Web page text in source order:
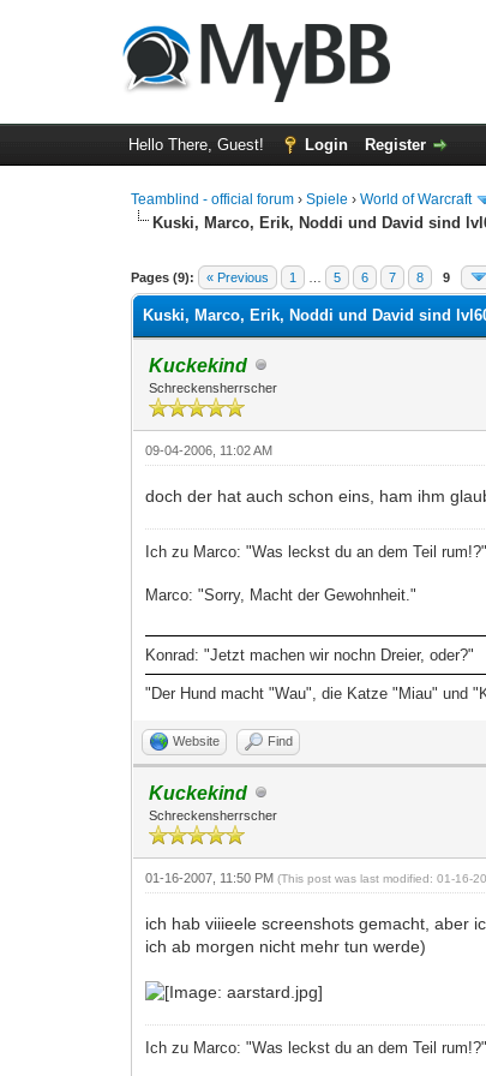
Hello There, Guest! Login Register
Teamblind - official forum ›Spiele ›World of Warcraft
Kuski, Marco, Erik, Noddi und David sind
Pages (9): « Previous 1 5 6 7 8 9
0 Vote(s) - 0 Average
1
2
3
4
5
Kuski, Marco, Erik, Noddi und David sind
Kuckekind
Schreckensherrscher
09-04-2006, 11:02 AM
doch der hat auch schon eins, ham ihm
Ich zu Marco: "Was leckst du an dem Teil rum!?"
Marco: "Sorry, Macht der Gewohnheit."
Konrad: "Jetzt machen wir nochn Dreier, oder?"
"Der Hund macht "Wau", die Katze "Miau" und
Website Find
Kuckekind
Schreckensherrscher
01-16-2007, 11:50 PM(This post was last modified: 01-16-
ich hab viiieele screenshots gemacht, aber
ich ab morgen nicht mehr tun werde)
Ich zu Marco: "Was leckst du an dem Teil rum!?"